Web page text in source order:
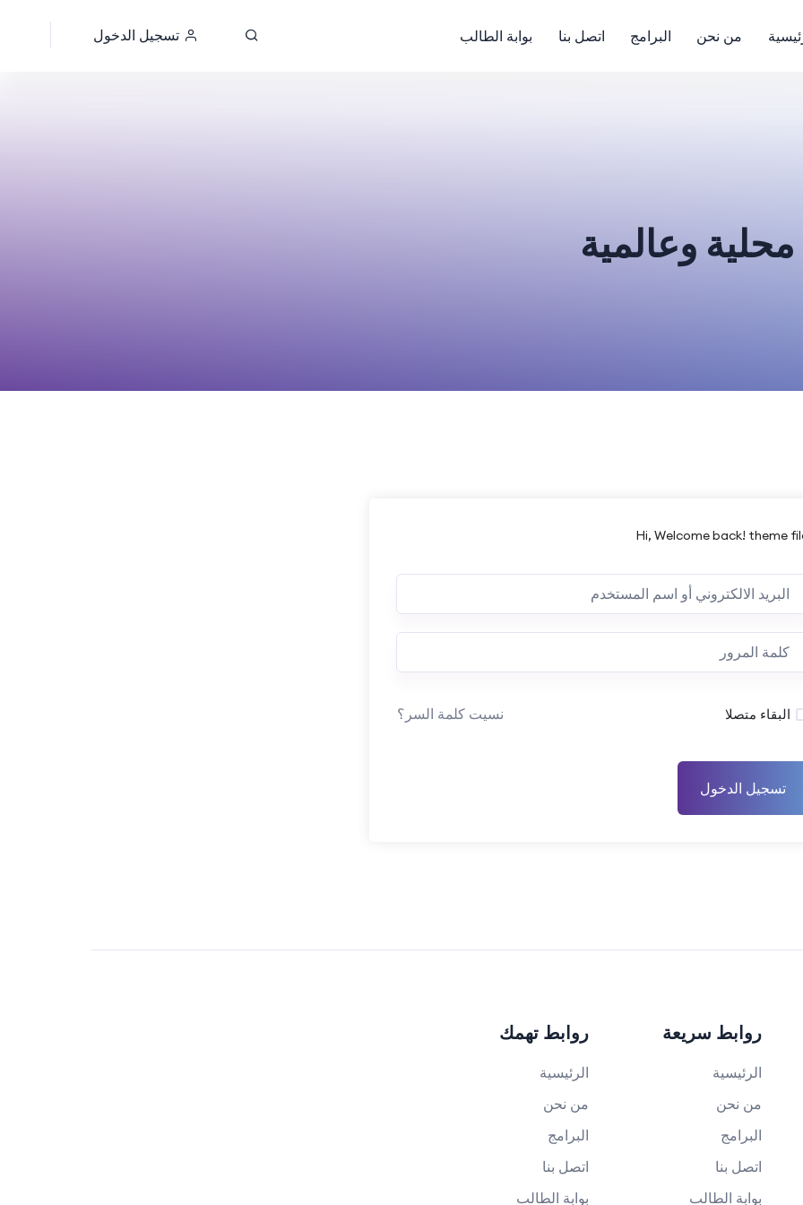
من نحن البرامج اتصل بنا بوابة الطالب تسجيل الدخول
وعالمية
Hi, Welcome back! theme
البقاء متصلا نسيت كلمة السر؟
تسجيل الدخول
روابط سريعة
الرئيسية
من نحن
البرامج
اتصل بنا
بوابة الطالب
روابط تهمك
الرئيسية
من نحن
البرامج
اتصل بنا
بوابة الطالب